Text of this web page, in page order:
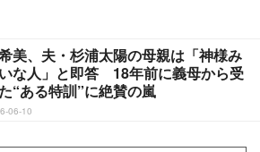
美、夫・杉浦太陽の母親は「神様み
な人」と即答 18年前に義母から受
“ある特訓”に絶賛の嵐
06-10